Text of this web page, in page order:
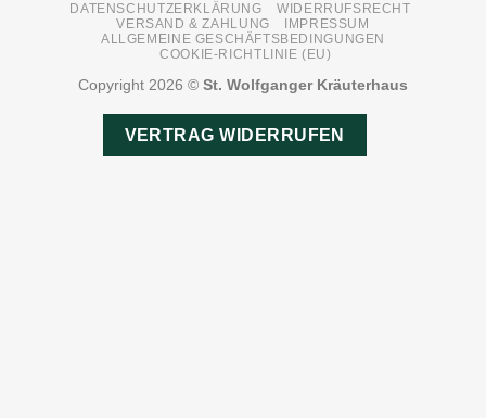
DATENSCHUTZERKLÄRUNG
WIDERRUFSRECHT
VERSAND & ZAHLUNG
IMPRESSUM
ALLGEMEINE GESCHÄFTSBEDINGUNGEN
COOKIE-RICHTLINIE (EU)
Copyright 2026 © St. Wolfganger Kräuterhaus
VERTRAG WIDERRUFEN